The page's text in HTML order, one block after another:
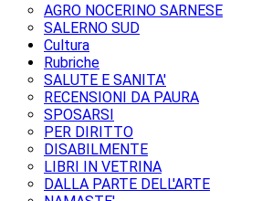
AGRO NOCERINO SARNESE
SALERNO SUD
Cultura
Rubriche
SALUTE E SANITA'
RECENSIONI DA PAURA
SPOSARSI
PER DIRITTO
DISABILMENTE
LIBRI IN VETRINA
DALLA PARTE DELL'ARTE